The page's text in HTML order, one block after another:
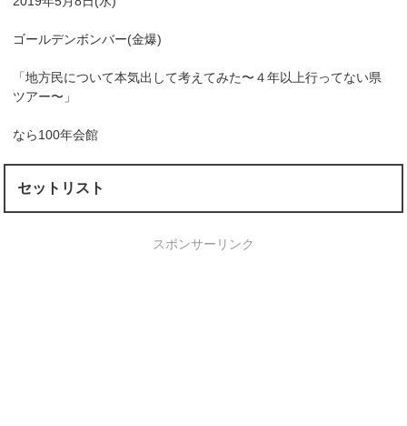
ゴールデンボンバー(金爆)
「地方民について本気出して考えてみた〜４年以上行ってない県
ツアー〜」
なら100年会館
セットリスト
スポンサーリンク